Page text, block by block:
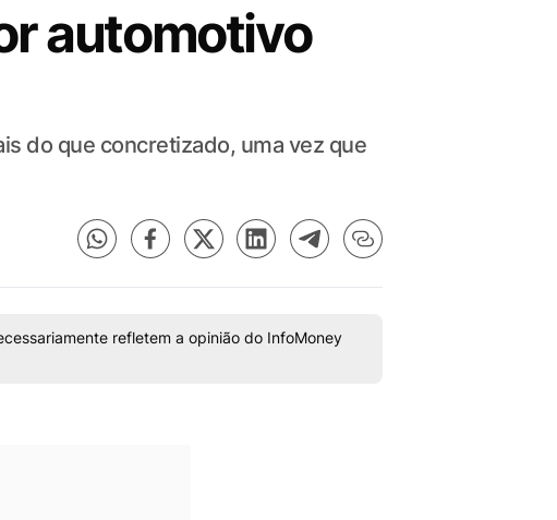
automotivo
do que concretizado, uma vez que
refletem a opinião do InfoMoney